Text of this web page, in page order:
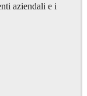
aziendali e i